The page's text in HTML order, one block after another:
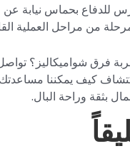
للدفاع بحماس نيابة عن
من مراحل العملية
فرق شواميكاليز؟ تواصل
كيف يمكننا
بثقة وراحة البال.